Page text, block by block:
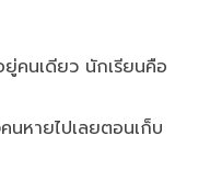
ยู่คนเดียว นักเรียนคือ
นหายไปเลยตอนเก็บ